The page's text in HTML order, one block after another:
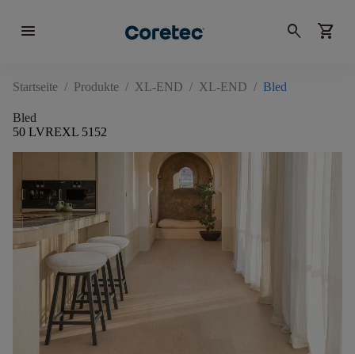
menu search shopping_cart
Startseite / Produkte / XL-END / XL-END / Bled
Bled
50 LVREXL 5152